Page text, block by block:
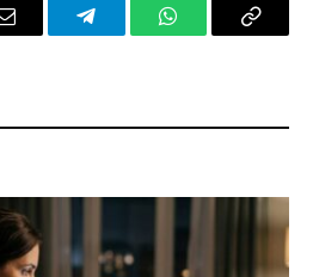
Email TelegramWhatsAppCopy